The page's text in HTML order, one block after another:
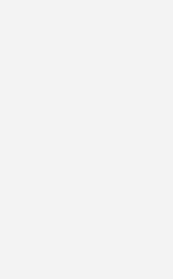
für Heiz- und